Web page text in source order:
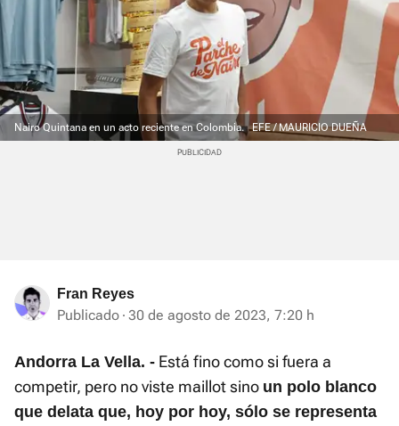
Nairo Quintana en un acto reciente en Colombia. EFE / MAURICIO DUEÑA
Fran Reyes
Publicado 30 de agosto de 2023, 7:20 h
Andorra La Vella. - Está fino como si fuera a
competir, pero no viste maillot sino un polo blanco
que delata que, hoy por hoy, sólo se representa